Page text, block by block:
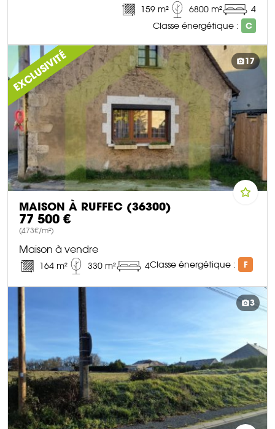
159 m² 6800 m²
4
Classe énergétique :
C
DÉCOUVRIR CE BIEN
EXCLUSIVITÉ 17
MAISON À RUFFEC (36300)
77 500 €
(473€/m²)
Maison à vendre
164 m² 330 m² 4Classe énergétique : F
DÉCOUVRIR CE BIEN
3